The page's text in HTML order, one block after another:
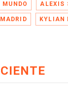
ALEXIS
KYLIAN